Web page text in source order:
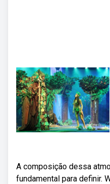
A composição dessa
fundamental para definir.